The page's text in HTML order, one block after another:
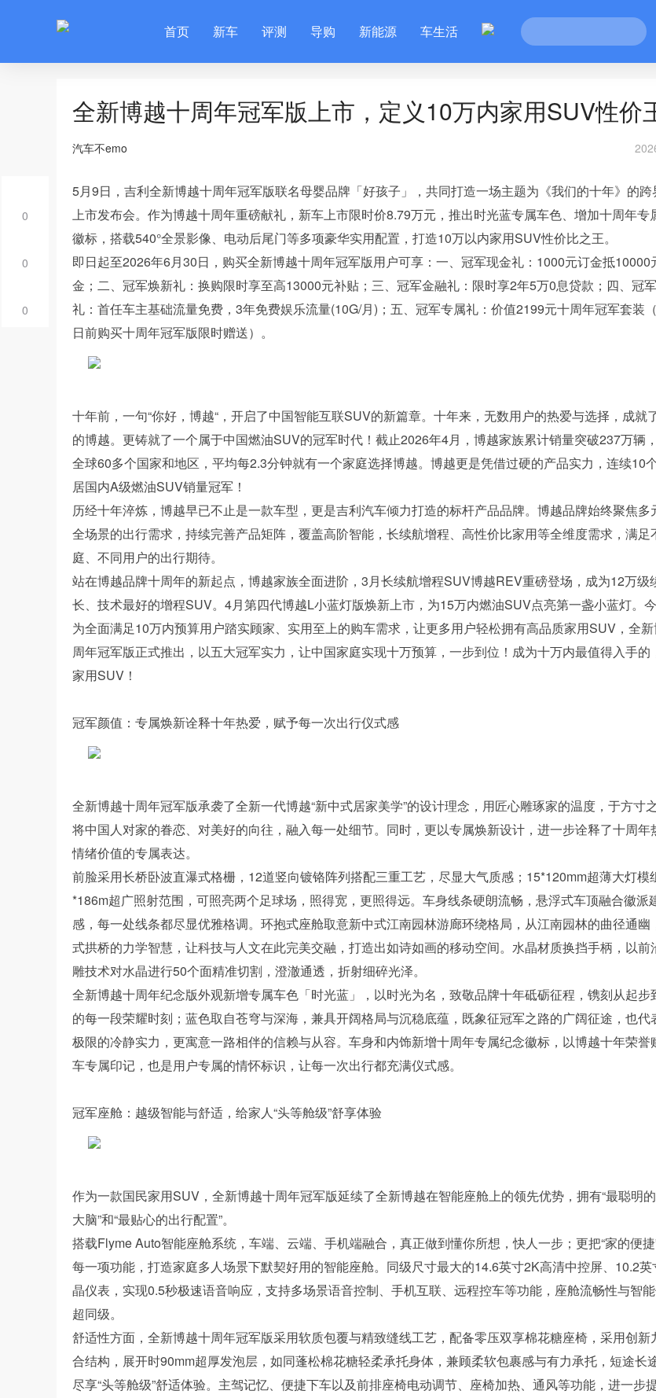
首页 新车 评测 导购 新能源 车生活
0
0
0
全新博越十周年冠军版上市，定义10万内家用SUV性价
汽车不emo
5月9日，吉利全新博越十周年冠军版联名母婴品牌「好孩子」，共同打造一场主题为《我们的十年》的跨
上市发布会。作为博越十周年重磅献礼，新车上市限时价8.79万元，推出时光蓝专属车色、增加十周年专
徽标，搭载540°全景影像、电动后尾门等多项豪华实用配置，打造10万以内家用SUV性价比之王。
即日起至2026年6月30日，购买全新博越十周年冠军版用户可享：一、冠军现金礼：1000元订金抵10000
金；二、冠军焕新礼：换购限时享至高13000元补贴；三、冠军金融礼：限时享2年5万0息贷款；四、冠
礼：首任车主基础流量免费，3年免费娱乐流量(10G/月)；五、冠军专属礼：价值2199元十周年冠军套装
日前购买十周年冠军版限时赠送）。
十年前，一句“你好，博越“，开启了中国智能互联SUV的新篇章。十年来，无数用户的热爱与选择，成就
的博越。更铸就了一个属于中国燃油SUV的冠军时代！截止2026年4月，博越家族累计销量突破237万辆
全球60多个国家和地区，平均每2.3分钟就有一个家庭选择博越。博越更是凭借过硬的产品实力，连续10
居国内A级燃油SUV销量冠军！
历经十年淬炼，博越早已不止是一款车型，更是吉利汽车倾力打造的标杆产品品牌。博越品牌始终聚焦多
全场景的出行需求，持续完善产品矩阵，覆盖高阶智能，长续航增程、高性价比家用等全维度需求，满足
庭、不同用户的出行期待。
站在博越品牌十周年的新起点，博越家族全面进阶，3月长续航增程SUV博越REV重磅登场，成为12万级
长、技术最好的增程SUV。4月第四代博越L小蓝灯版焕新上市，为15万内燃油SUV点亮第一盏小蓝灯。今
为全面满足10万内预算用户踏实顾家、实用至上的购车需求，让更多用户轻松拥有高品质家用SUV，全
周年冠军版正式推出，以五大冠军实力，让中国家庭实现十万预算，一步到位！成为十万内最值得入手的
家用SUV！
冠军颜值：专属焕新诠释十年热爱，赋予每一次出行仪式感
全新博越十周年冠军版承袭了全新一代博越“新中式居家美学”的设计理念，用匠心雕琢家的温度，于方寸
将中国人对家的眷恋、对美好的向往，融入每一处细节。同时，更以专属焕新设计，进一步诠释了十周年
情绪价值的专属表达。
前脸采用长桥卧波直瀑式格栅，12道竖向镀铬阵列搭配三重工艺，尽显大气质感；15*120mm超薄大灯模
*186m超广照射范围，可照亮两个足球场，照得宽，更照得远。车身线条硬朗流畅，悬浮式车顶融合徽派
感，每一处线条都尽显优雅格调。环抱式座舱取意新中式江南园林游廊环绕格局，从江南园林的曲径通幽
式拱桥的力学智慧，让科技与人文在此完美交融，打造出如诗如画的移动空间。水晶材质换挡手柄，以前
雕技术对水晶进行50个面精准切割，澄澈通透，折射细碎光泽。
全新博越十周年纪念版外观新增专属车色「时光蓝」，以时光为名，致敬品牌十年砥砺征程，镌刻从起步
的每一段荣耀时刻；蓝色取自苍穹与深海，兼具开阔格局与沉稳底蕴，既象征冠军之路的广阔征途，也代
极限的冷静实力，更寓意一路相伴的信赖与从容。车身和内饰新增十周年专属纪念徽标，以博越十年荣誉
车专属印记，也是用户专属的情怀标识，让每一次出行都充满仪式感。
冠军座舱：越级智能与舒适，给家人“头等舱级”舒享体验
作为一款国民家用SUV，全新博越十周年冠军版延续了全新博越在智能座舱上的领先优势，拥有“最聪明
大脑”和“最贴心的出行配置”。
搭载Flyme Auto智能座舱系统，车端、云端、手机端融合，真正做到懂你所想，快人一步；更把“家的便捷
每一项功能，打造家庭多人场景下默契好用的智能座舱。同级尺寸最大的14.6英寸2K高清中控屏、10.2英
晶仪表，实现0.5秒极速语音响应，支持多场景语音控制、手机互联、远程控车等功能，座舱流畅性与智
超同级。
舒适性方面，全新博越十周年冠军版采用软质包覆与精致缝线工艺，配备零压双享棉花糖座椅，采用创新
合结构，展开时90mm超厚发泡层，如同蓬松棉花糖轻柔承托身体，兼顾柔软包裹感与有力承托，短途长
尽享“头等舱级”舒适体验。主驾记忆、便捷下车以及前排座椅电动调节、座椅加热、通风等功能，进一步